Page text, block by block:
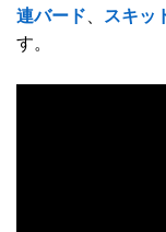
連バード
スキッ
す。